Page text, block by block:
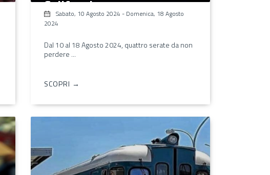
California
Sabato, 10 Agosto 2024 - Domenica, 18 Agosto
2024
Dal 10 al 18 Agosto 2024, quattro serate da non
perdere ...
SCOPRI →